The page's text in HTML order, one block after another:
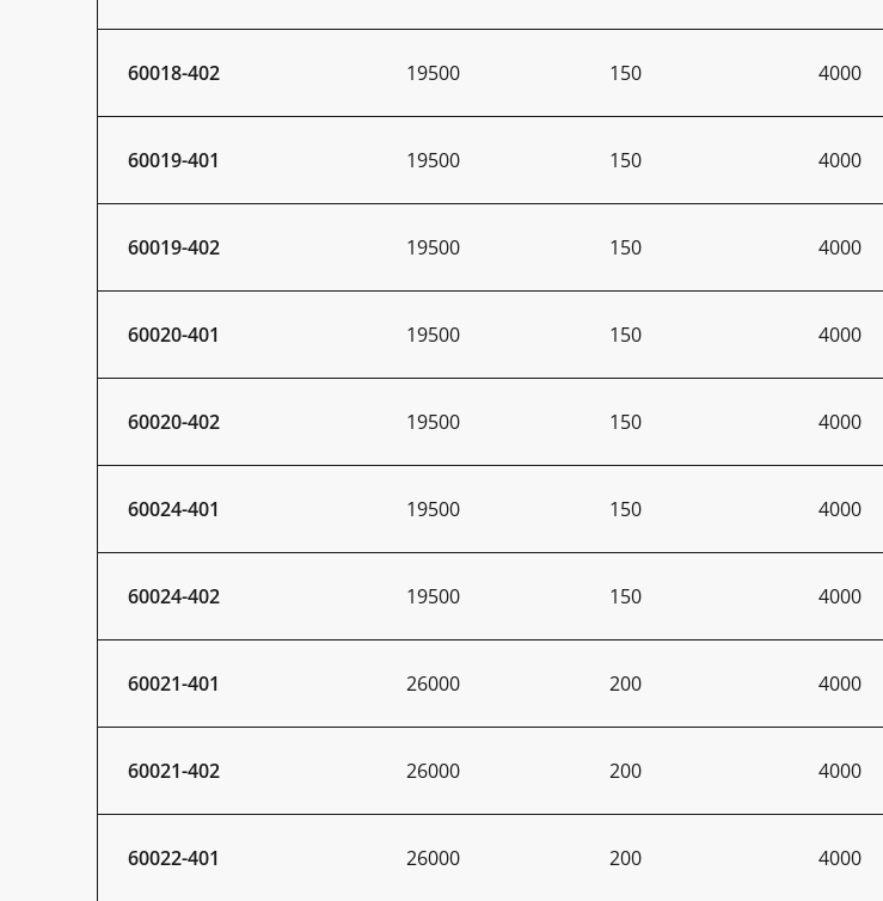
60018-402 19500 150 4000
60019-401 19500 150 4000
60019-402 19500 150 4000
60020-401 19500 150 4000
60020-402 19500 150 4000
60024-401 19500 150 4000
60024-402 19500 150 4000
60021-401 26000 200 4000
60021-402 26000 200 4000
60022-401 26000 200 4000